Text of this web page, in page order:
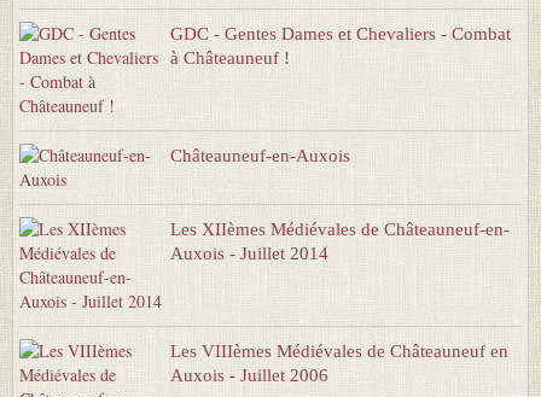
GDC - Gentes Dames et Chevaliers - Combat
à Châteauneuf !
Châteauneuf-en-Auxois
Les XIIèmes Médiévales de Châteauneuf-en-
Auxois - Juillet 2014
Les VIIIèmes Médiévales de Châteauneuf en
Auxois - Juillet 2006